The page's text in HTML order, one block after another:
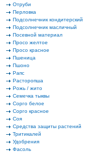
Отруби
Перловка
Подсолнечник кондитерский
Подсолнечник масличный
Посевной материал
Просо желтое
Просо красное
Пшеница
Пшоно
Рапс
Расторопша
Рожь / жито
Семечка тыквы
Сорго белое
Сорго красное
Соя
Средства защиты растений
Тритикалей
Удобрения
Фасоль